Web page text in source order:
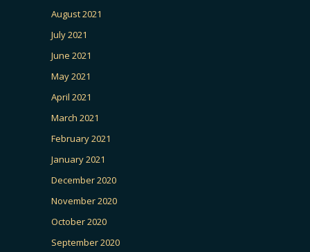
August 2021
July 2021
June 2021
May 2021
April 2021
March 2021
February 2021
January 2021
December 2020
November 2020
October 2020
September 2020